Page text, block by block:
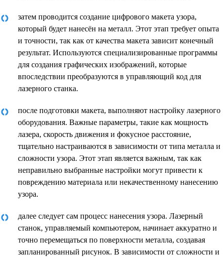
затем проводится создание цифрового макета узора,
который будет нанесён на металл. Этот этап требует опыта
и точности, так как от качества макета зависит конечный
результат. Используются специализированные программы
для создания графических изображений, которые
впоследствии преобразуются в управляющий код для
лазерного станка.
после подготовки макета, выполняют настройку лазерного
оборудования. Важные параметры, такие как мощность
лазера, скорость движения и фокусное расстояние,
тщательно настраиваются в зависимости от типа металла и
сложности узора. Этот этап является важным, так как
неправильно выбранные настройки могут привести к
повреждению материала или некачественному нанесению
узора.
далее следует сам процесс нанесения узора. Лазерный
станок, управляемый компьютером, начинает аккуратно и
точно перемещаться по поверхности металла, создавая
запланированный рисунок. В зависимости от сложности и